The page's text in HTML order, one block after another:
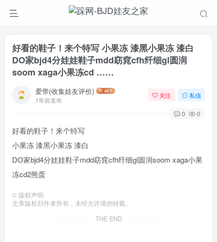
好看的鞋子！来个特写 小果冻 漆黑小果冻 漆白
DO家bjd4分娃娃鞋子mdd窈窕cfh纤细gl圆润
soom xaga小果冻cd ……
爱带(收集娃友评价)
1年前发布
关注 私信
0 0
好看的鞋子！来个特写
小果冻 漆黑小果冻 漆白
DO家bjd4分娃娃鞋子mdd窈窕cfh纤细gl圆润soom xaga小果
冻cd2熊蛋
© 版权声明
文章版权归作者所有，未经允许请勿转载。
THE END